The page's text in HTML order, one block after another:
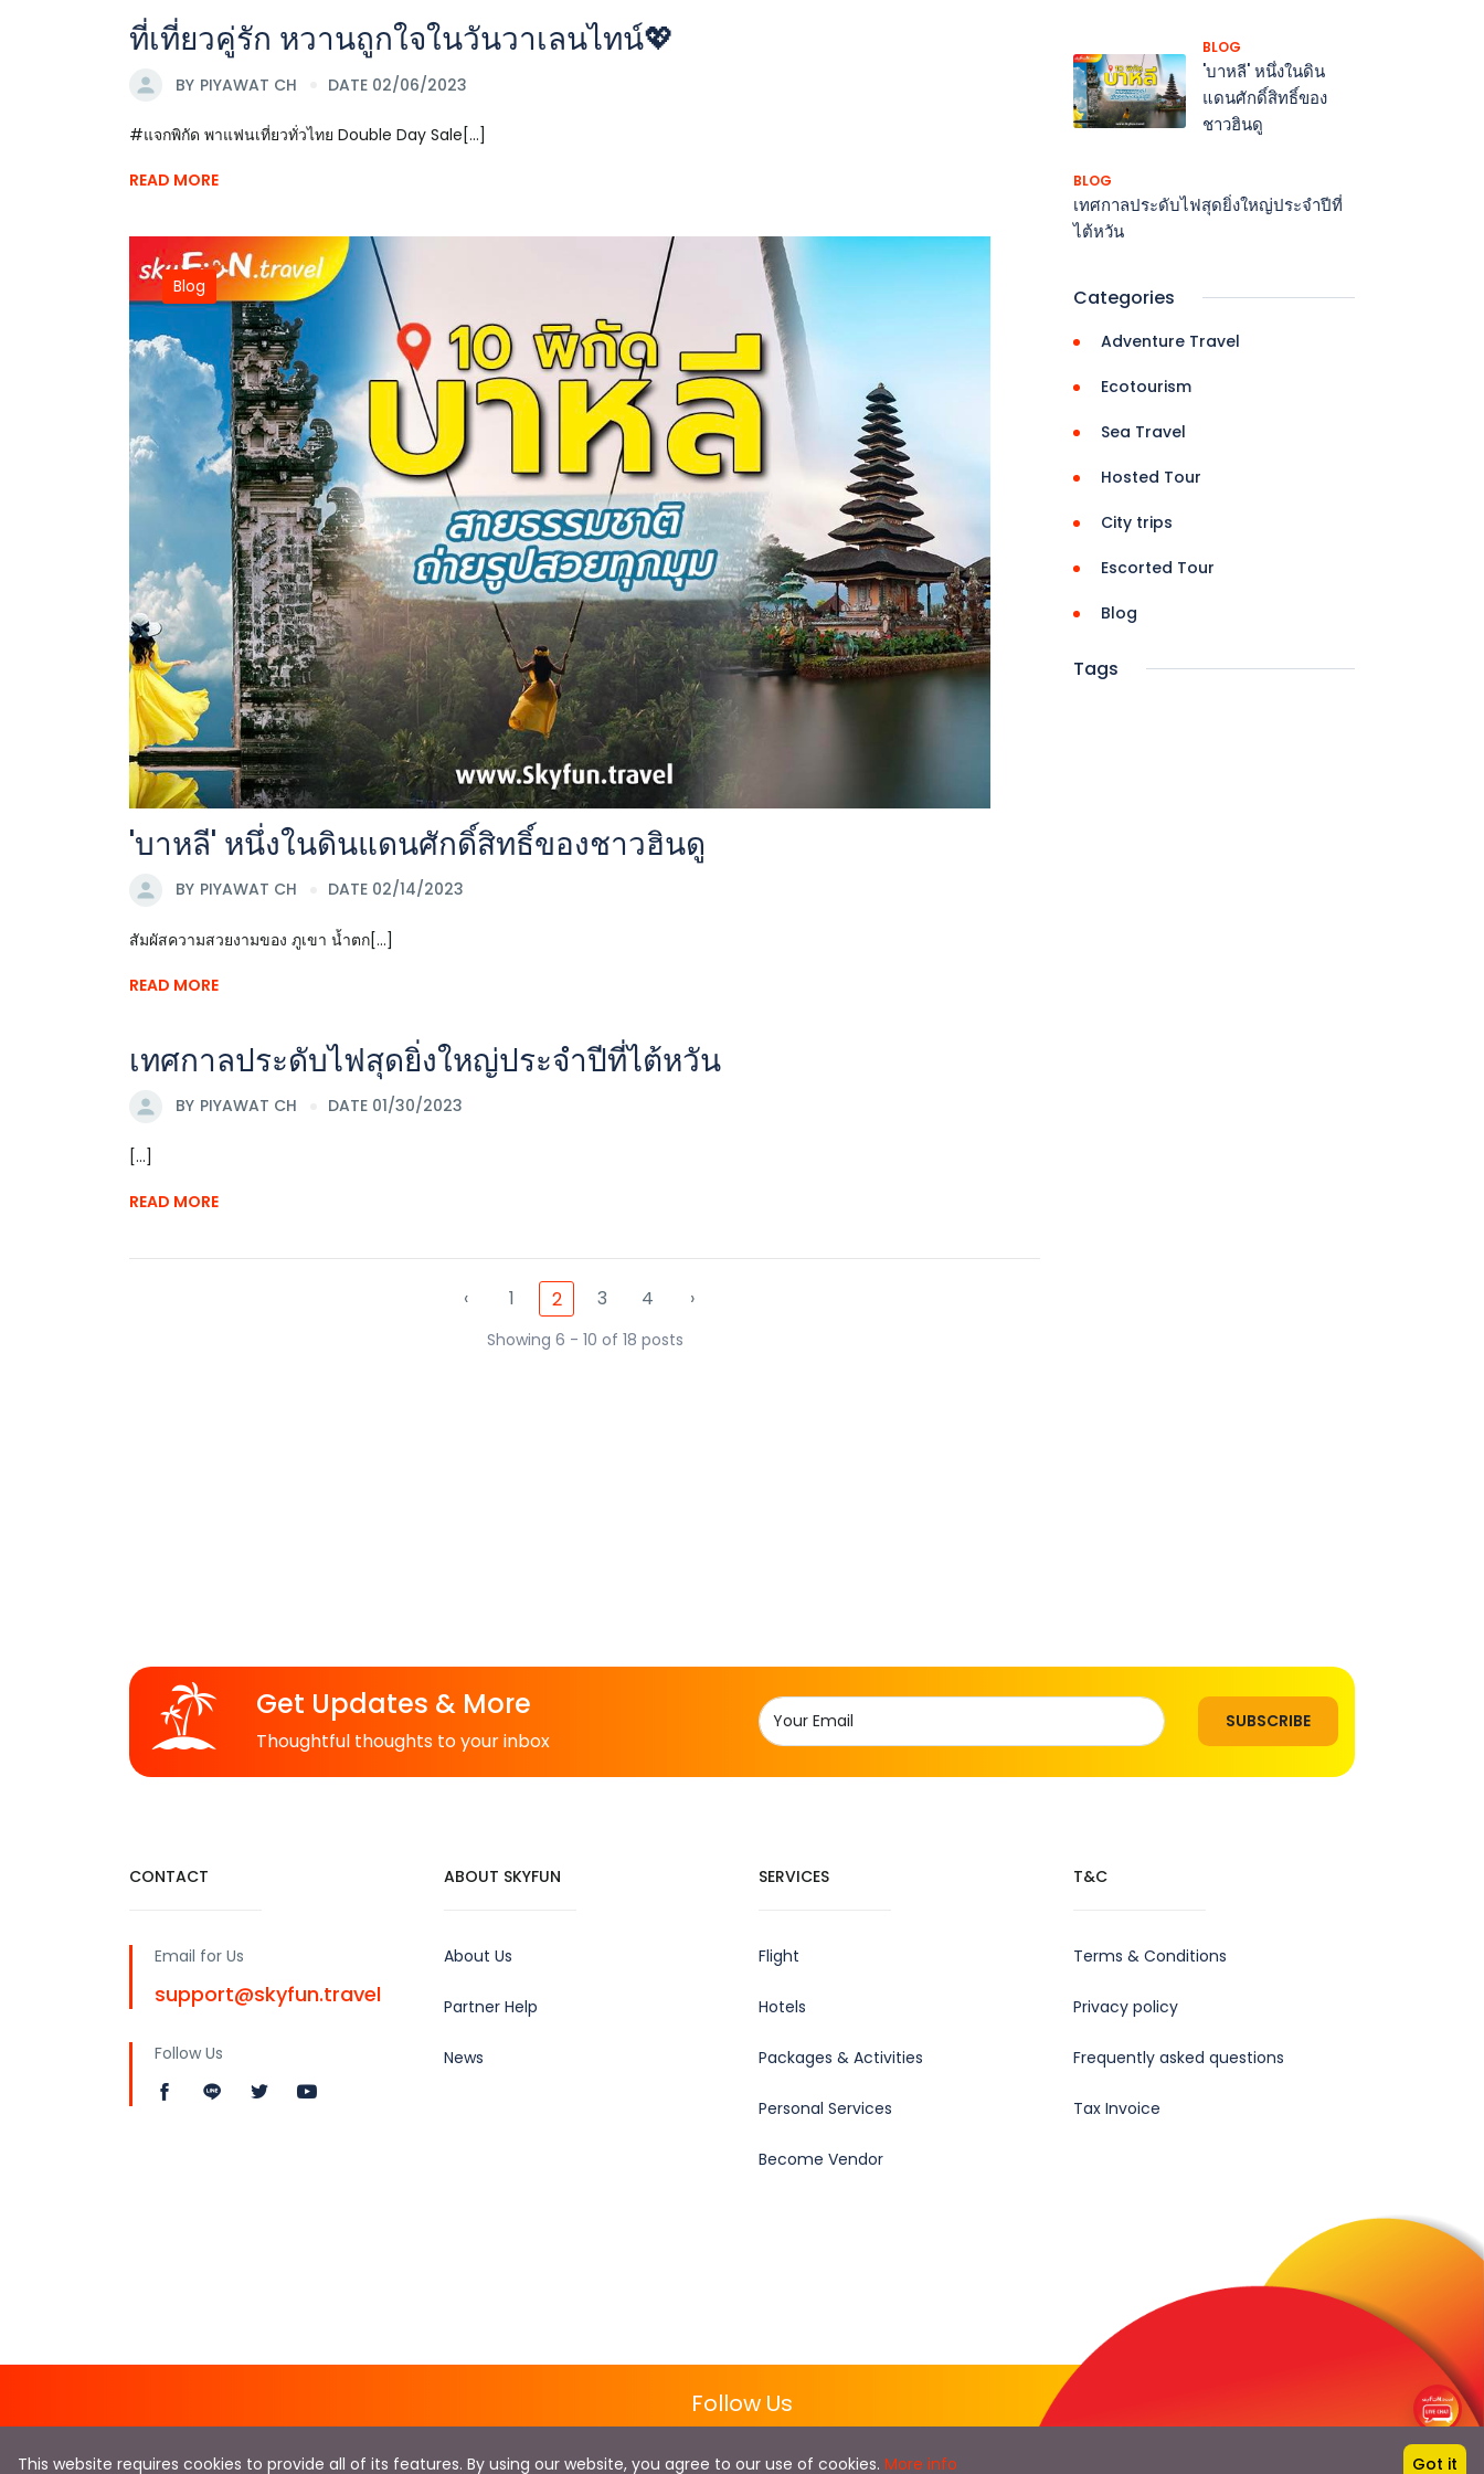
ที่เที่ยวคู่รัก หวานถูกใจในวันวาเลนไทน์💖
BY PIYAWAT CH DATE 02/06/2023
#แจกพิกัด พาแฟนเที่ยวทั่วไทย Double Day Sale[...]
READ MORE
Blog
'บาหลี' หนึ่งในดินแดนศักดิ์สิทธิ์ของชาวฮินดู
BY PIYAWAT CH DATE 02/14/2023
สัมผัสความสวยงามของ ภูเขา น้ำตก[...]
READ MORE
เทศกาลประดับไฟสุดยิ่งใหญ่ประจำปีที่ไต้หวัน
BY PIYAWAT CH DATE 01/30/2023
[...]
READ MORE
‹ 1 2 3 4 ›
Showing 6 - 10 of 18 posts
BLOG
'บาหลี' หนึ่งในดิน
แดนศักดิ์สิทธิ์ของ
ชาวฮินดู
BLOG
เทศกาลประดับไฟสุดยิ่งใหญ่ประจำปีที่
ไต้หวัน
Categories
Adventure Travel
Ecotourism
Sea Travel
Hosted Tour
City trips
Escorted Tour
Blog
Tags
Get Updates & More
Thoughtful thoughts to your inbox
SUBSCRIBE
CONTACT
Email for Us
support@skyfun.travel
Follow Us
ABOUT SKYFUN
About Us
Partner Help
News
SERVICES
Flight
Hotels
Packages & Activities
Personal Services
Become Vendor
T&C
Terms & Conditions
Privacy policy
Frequently asked questions
Tax Invoice
Follow Us
This website requires cookies to provide all of its features. By using our website, you agree to our use of cookies. More info Got it